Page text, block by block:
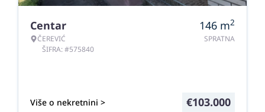
Centar
ČEREVIĆ
ŠIFRA: #575840
146 m2
SPRATNA
Više o nekretnini > €103.000